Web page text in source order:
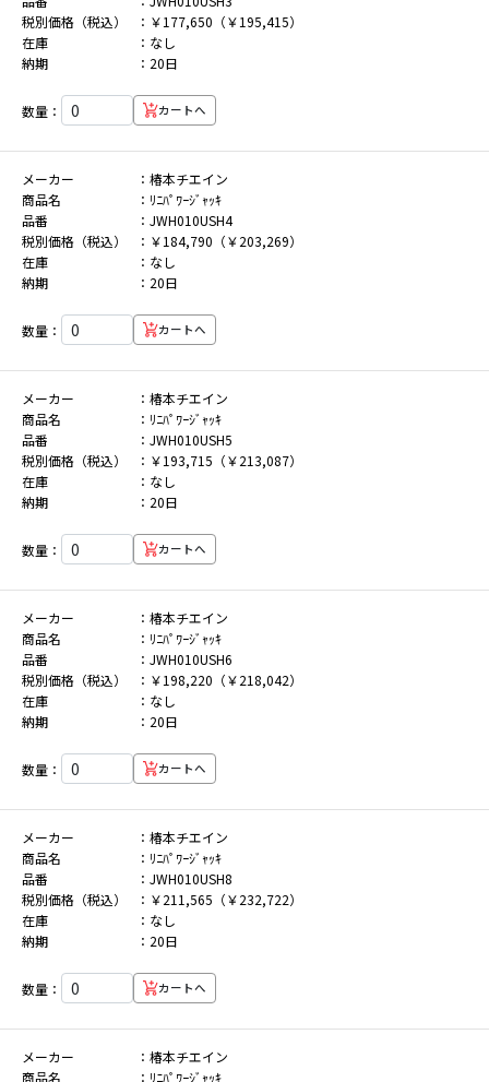
税別価格（税込）
￥177,650（￥195,415）
在庫
なし
納期
20日
数量： カートへ
メーカー
椿本チエイン
商品名
ﾘﾆﾊﾟﾜｰｼﾞｬｯｷ
品番
JWH010USH4
税別価格（税込）
￥184,790（￥203,269）
在庫
なし
納期
20日
数量： カートへ
メーカー
椿本チエイン
商品名
ﾘﾆﾊﾟﾜｰｼﾞｬｯｷ
品番
JWH010USH5
税別価格（税込）
￥193,715（￥213,087）
在庫
なし
納期
20日
数量： カートへ
メーカー
椿本チエイン
商品名
ﾘﾆﾊﾟﾜｰｼﾞｬｯｷ
品番
JWH010USH6
税別価格（税込）
￥198,220（￥218,042）
在庫
なし
納期
20日
数量： カートへ
メーカー
椿本チエイン
商品名
ﾘﾆﾊﾟﾜｰｼﾞｬｯｷ
品番
JWH010USH8
税別価格（税込）
￥211,565（￥232,722）
在庫
なし
納期
20日
数量： カートへ
メーカー
椿本チエイン
商品名
ﾘﾆﾊﾟﾜｰｼﾞｬｯｷ